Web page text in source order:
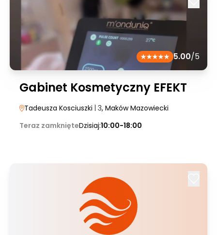
5.00/5
Gabinet Kosmetyczny EFEKT
Tadeusza Kosciuszki | 3, Maków Mazowiecki
Teraz zamknięteDzisiaj:10:00-18:00